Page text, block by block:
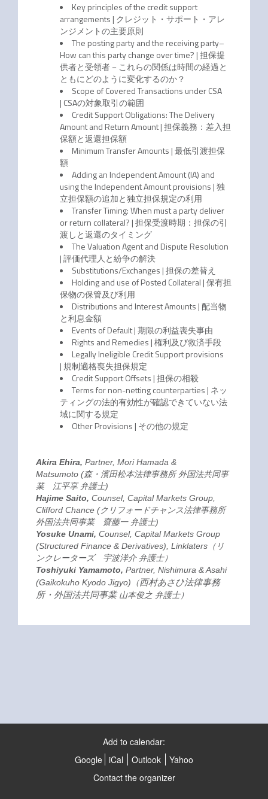
Key principles of the credit support
arrangements | クレジット・サポート・アレ
ンジメントの主要原則
The posting party and the receiving party–
How can this party change over time? | 担保提
供者と受領者－これらの関係は時間の経過と
ともにどのように変化するのか？
Scope of Covered Transactions under CSA
| CSAの対象取引の範囲
Credit Support Obligations: The Delivery
Amount and Return Amount | 担保義務：差入担
保額と返還担保額
Minimum Transfer Amounts | 最低引渡担保
額
Adding an Independent Amount (IA) and
using the Independent Amount provisions | 独
立担保額の追加と独立担保規定の利用
Transfer Timing: When must a party deliver
or return collateral? | 担保受渡時期：担保の引
渡しと返還のタイミング
The Valuation Agent and Dispute Resolution
| 評価代理人と紛争の解決
Substitutions/Exchanges | 担保の差替え
Holding and use of Posted Collateral | 保有担
保物の保管及び利用
Distributions and Interest Amounts | 配当物
と利息金額
Events of Default | 期限の利益喪失事由
Rights and Remedies | 権利及び救済手段
Legally Ineligible Credit Support provisions
| 規制適格喪失担保規定
Credit Support Offsets | 担保の相殺
Terms for non-netting counterparties | ネッ
ティングの法的有効性が確認できていない法
域に関する規定
Other Provisions | その他の規定
Akira Ehira, Partner, Mori Hamada &
Matsumoto (森・濱田松本法律事務所 外国法共同事
業
江平享弁護士)
Hajime Saito, Counsel, Capital Markets Group,
Clifford Chance (クリフォードチャンス法律事務所
外国法共同事業
齋藤一 弁護士)
Yosuke Unami, Counsel, Capital Markets Group
(Structured Finance & Derivatives), Linklaters（リ
ンクレーターズ 宇波洋介 弁護士）
Toshiyuki Yamamoto, Partner, Nishimura & Asahi
(Gaikokuho Kyodo Jigyo)（西村あさひ法律事務
所・外国法共同事業 山本俊之 弁護士）
Add to calendar:
Google iCal Outlook
Yahoo
Contact the organizer